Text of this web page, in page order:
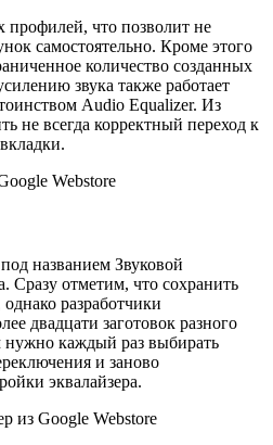
профилей, что позволит не
самостоятельно. Кроме этого
количество созданных
звука также работает
Audio Equalizer. Из
не всегда корректный переход к
Webstore
названием Звуковой
Сразу отметим, что сохранить
разработчики
двадцати заготовок разного
нужно каждый раз выбирать
и заново
эквалайзера.
из Google Webstore